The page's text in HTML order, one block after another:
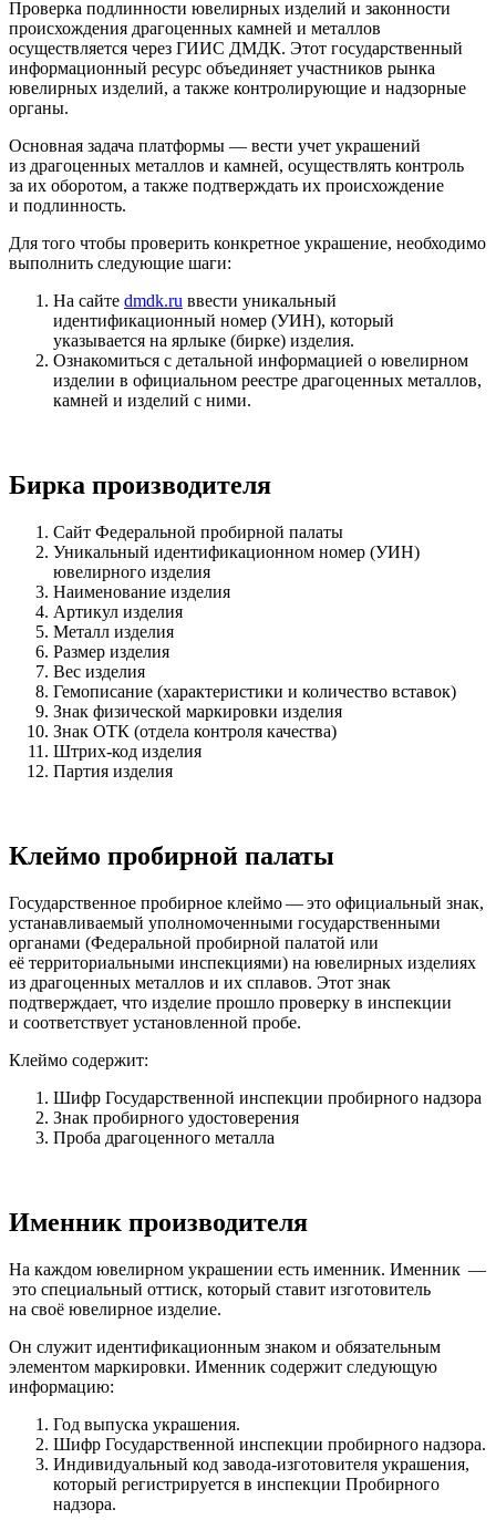
Проверка подлинности ювелирных изделий и законности
происхождения драгоценных камней и металлов
осуществляется через ГИИС ДМДК. Этот государственный
информационный ресурс объединяет участников рынка
ювелирных изделий, а также контролирующие и надзорные
органы.
Основная задача платформы — вести учет украшений
из драгоценных металлов и камней, осуществлять контроль
за их оборотом, а также подтверждать их происхождение
и подлинность.
Для того чтобы проверить конкретное украшение, необходимо
выполнить следующие шаги:
На сайте dmdk.ru ввести уникальный
идентификационный номер (УИН), который
указывается на ярлыке (бирке) изделия.
Ознакомиться с детальной информацией о ювелирном
изделии в официальном реестре драгоценных металлов,
камней и изделий с ними.
Бирка производителя
Сайт Федеральной пробирной палаты
Уникальный идентификационном номер (УИН)
ювелирного изделия
Наименование изделия
Артикул изделия
Металл изделия
Размер изделия
Вес изделия
Гемописание (характеристики и количество вставок)
Знак физической маркировки изделия
Знак ОТК (отдела контроля качества)
Штрих-код изделия
Партия изделия
Клеймо пробирной палаты
Государственное пробирное клеймо — это официальный знак,
устанавливаемый уполномоченными государственными
органами (Федеральной пробирной палатой или
её территориальными инспекциями) на ювелирных изделиях
из драгоценных металлов и их сплавов. Этот знак
подтверждает, что изделие прошло проверку в инспекции
и соответствует установленной пробе.
Клеймо содержит:
Шифр Государственной инспекции пробирного надзора
Знак пробирного удостоверения
Проба драгоценного металла
Именник производителя
На каждом ювелирном украшении есть именник. Именник —
это специальный оттиск, который ставит изготовитель
на своё ювелирное изделие.
Он служит идентификационным знаком и обязательным
элементом маркировки. Именник содержит следующую
информацию:
Год выпуска украшения.
Шифр Государственной инспекции пробирного надзора.
Индивидуальный код завода-изготовителя украшения,
который регистрируется в инспекции Пробирного
надзора.